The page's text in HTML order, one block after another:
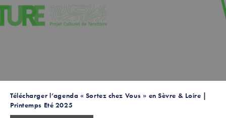
Télécharger l’agenda « Sortez chez Vous » en Sèvre & Loire |
Printemps Eté 2025